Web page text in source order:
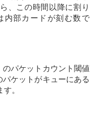
、この時間以降に割り
内部カードが刻む数で
パケットカウント閾値
ケットがキューにある
。